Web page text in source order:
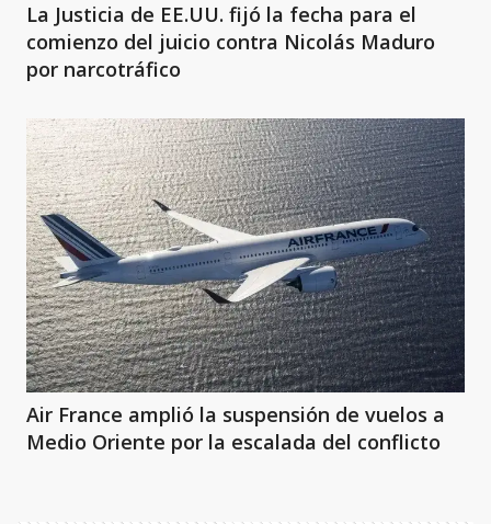
La Justicia de EE.UU. fijó la fecha para el
comienzo del juicio contra Nicolás Maduro
por narcotráfico
Air France amplió la suspensión de vuelos a
Medio Oriente por la escalada del conflicto